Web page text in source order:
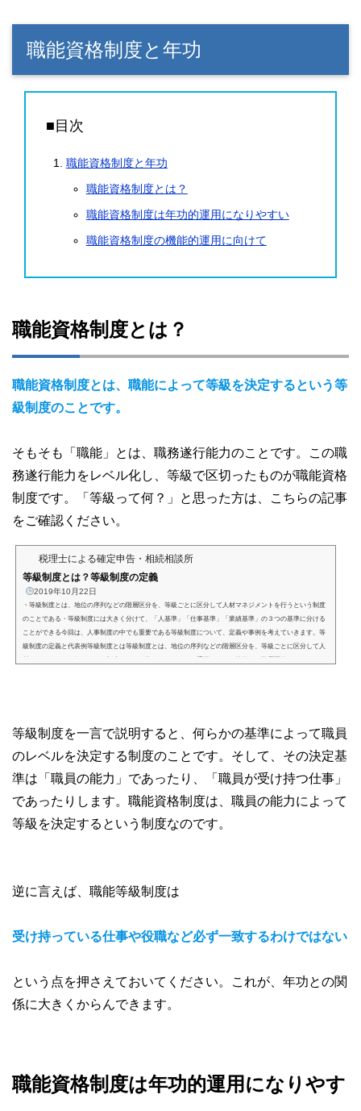
職能資格制度と年功
■目次
職能資格制度と年功
職能資格制度とは？
職能資格制度は年功的運用になりやすい
職能資格制度の機能的運用に向けて
職能資格制度とは？
職能資格制度とは、職能によって等級を決定するという等
級制度のことです。
そもそも「職能」とは、職務遂行能力のことです。この職
務遂行能力をレベル化し、等級で区切ったものが職能資格
制度です。「等級って何？」と思った方は、こちらの記事
をご確認ください。
税理士による確定申告・相続相談所
等級制度とは？等級制度の定義
2019年10月22日
・等級制度とは、地位の序列などの階層区分を、等級ごとに区分して人材マネジメントを行うという制度
のことである・等級制度には大きく分けて、「人基準」「仕事基準」「業績基準」の３つの基準に分ける
ことができる今回は、人事制度の中でも重要である等級制度について、定義や事例を考えていきます。等
級制度の定義と代表例等級制度とは等級制度とは、地位の序列などの階層区分を、等級ごとに区分して人
等級制度を一言で説明すると、何らかの基準によって職員
のレベルを決定する制度のことです。そして、その決定基
準は「職員の能力」であったり、「職員が受け持つ仕事」
であったりします。職能資格制度は、職員の能力によって
等級を決定するという制度なのです。
逆に言えば、職能等級制度は
受け持っている仕事や役職など必ず一致するわけではない
という点を押さえておいてください。これが、年功との関
係に大きくからんできます。
職能資格制度は年功的運用になりやす